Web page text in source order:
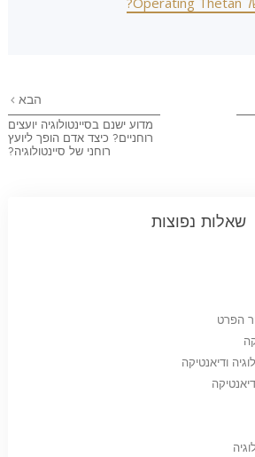
הבא
מדוע ישנם בסיינטולוגיה יועצים
רוחניים? כיצד אדם הופך ליועץ
רוחני של סיינטולוגיה?
שאלות נפוצות
הפרט
ודיאנטיקה